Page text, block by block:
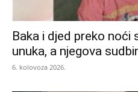
Baka i djed preko noći
unuka, a njegova
6. kolovoza 2026.